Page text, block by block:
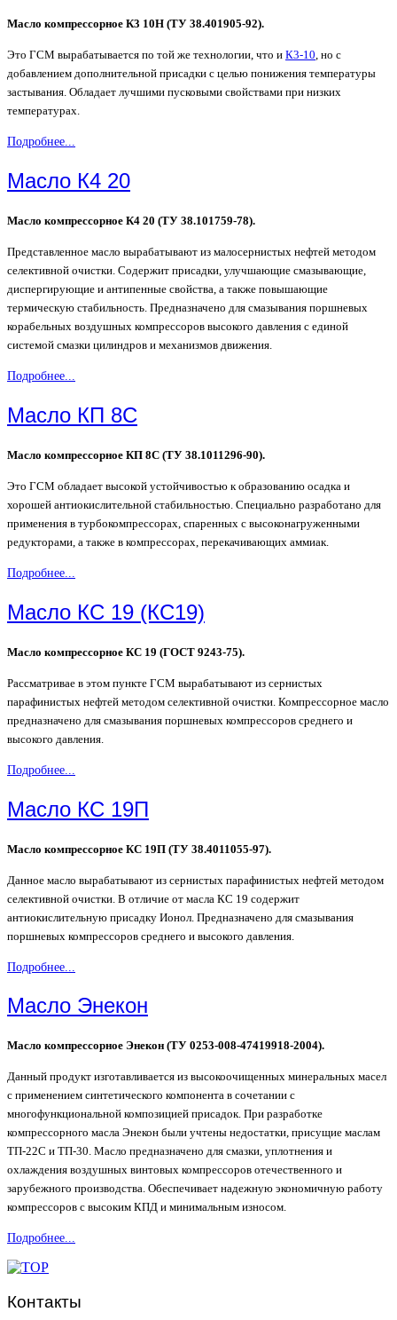
Масло компрессорное К3 10Н (ТУ 38.401905-92).
Это ГСМ вырабатывается по той же технологии, что и К3-10, но с
добавлением дополнительной присадки с целью понижения температуры
застывания. Обладает лучшими пусковыми свойствами при низких
температурах.
Подробнее...
Масло К4 20
Масло компрессорное К4 20 (ТУ 38.101759-78).
Представленное масло вырабатывают из малосернистых нефтей методом
селективной очистки. Содержит присадки, улучшающие смазывающие,
диспергирующие и антипенные свойства, а также повышающие
термическую стабильность. Предназначено для смазывания поршневых
корабельных воздушных компрессоров высокого давления с единой
системой смазки цилиндров и механизмов движения.
Подробнее...
Масло КП 8С
Масло компрессорное КП 8С (ТУ 38.1011296-90).
Это ГСМ обладает высокой устойчивостью к образованию осадка и
хорошей антиокислительной стабильностью. Cпециально разработано для
применения в турбокомпрессорах, спаренных с высоконагруженными
редукторами, а также в компрессорах, перекачивающих аммиак.
Подробнее...
Масло КС 19 (КС19)
Масло компрессорное КС 19 (ГОСТ 9243-75).
Рассматривае в этом пункте ГСМ вырабатывают из сернистых
парафинистых нефтей методом селективной очистки. Компрессорное масло
предназначено для смазывания поршневых компрессоров среднего и
высокого давления.
Подробнее...
Масло КС 19П
Масло компрессорное КС 19П (ТУ 38.4011055-97).
Данное масло вырабатывают из сернистых парафинистых нефтей методом
селективной очистки. В отличие от масла КС 19 содержит
антиокислительную присадку Ионол. Предназначено для смазывания
поршневых компрессоров среднего и высокого давления.
Подробнее...
Масло Энекон
Масло компрессорное Энекон (ТУ 0253-008-47419918-2004).
Данный продукт изготавливается из высокоочищенных минеральных масел
с применением синтетического компонента в сочетании с
многофункциональной композицией присадок. При разработке
компрессорного масла Энекон были учтены недостатки, присущие маслам
ТП-22С и ТП-30. Масло предназначено для смазки, уплотнения и
охлаждения воздушных винтовых компрессоров отечественного и
зарубежного производства. Обеспечивает надежную экономичную работу
компрессоров с высоким КПД и минимальным износом.
Подробнее...
Контакты